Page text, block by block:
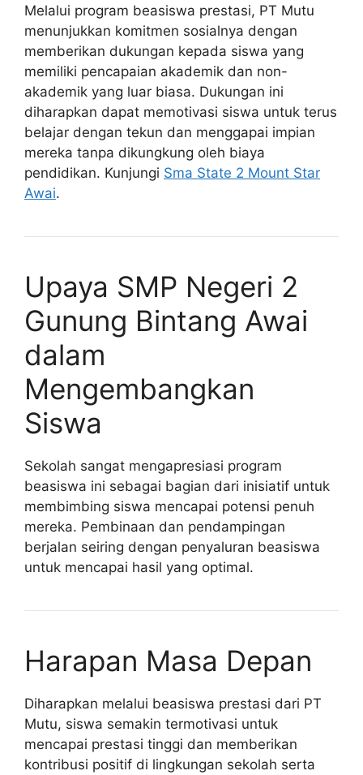
Melalui program beasiswa prestasi, PT Mutu
menunjukkan komitmen sosialnya dengan
memberikan dukungan kepada siswa yang
memiliki pencapaian akademik dan non-
akademik yang luar biasa. Dukungan ini
diharapkan dapat memotivasi siswa untuk terus
belajar dengan tekun dan menggapai impian
mereka tanpa dikungkung oleh biaya
pendidikan. Kunjungi Sma State 2 Mount Star
Awai.
Upaya SMP Negeri 2
Gunung Bintang Awai
dalam
Mengembangkan
Siswa
Sekolah sangat mengapresiasi program
beasiswa ini sebagai bagian dari inisiatif untuk
membimbing siswa mencapai potensi penuh
mereka. Pembinaan dan pendampingan
berjalan seiring dengan penyaluran beasiswa
untuk mencapai hasil yang optimal.
Harapan Masa Depan
Diharapkan melalui beasiswa prestasi dari PT
Mutu, siswa semakin termotivasi untuk
mencapai prestasi tinggi dan memberikan
kontribusi positif di lingkungan sekolah serta